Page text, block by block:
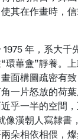
其在作畫時，
年，系大千
環蓽盦”靜養。
面構圖疏密有致
一片怒放的荷
乎一半的空間
像漢朝人寫隸書
朵相依相偎，